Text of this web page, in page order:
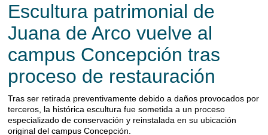
Escultura patrimonial de
Juana de Arco vuelve al
campus Concepción tras
proceso de restauración
Tras ser retirada preventivamente debido a daños provocados por
terceros, la histórica escultura fue sometida a un proceso
especializado de conservación y reinstalada en su ubicación
original del campus Concepción.